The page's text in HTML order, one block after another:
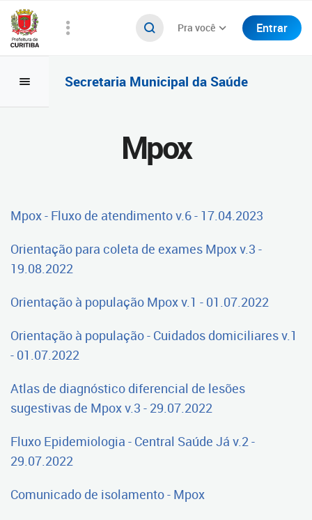
Pra você Entrar
Secretaria Municipal da Saúde
Mpox
Mpox - Fluxo de atendimento v.6 - 17.04.2023
Orientação para coleta de exames Mpox v.3 -
19.08.2022
Orientação à população Mpox v.1 - 01.07.2022
Orientação à população - Cuidados domiciliares v.1
- 01.07.2022
Atlas de diagnóstico diferencial de lesões
sugestivas de Mpox v.3 - 29.07.2022
Fluxo Epidemiologia - Central Saúde Já v.2 -
29.07.2022
Comunicado de isolamento - Mpox